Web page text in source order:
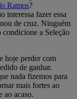
Ramos?
interessa fazer essa
de cruz. Ninguém
condicione a Seleção
hoje perder com
de ganhar.
nada fizemos para
mais fortes ao
ao acaso.